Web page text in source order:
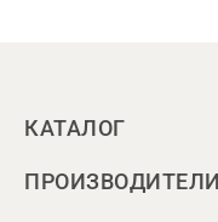
КАТАЛОГ
ПРОИЗВОДИТЕЛИ